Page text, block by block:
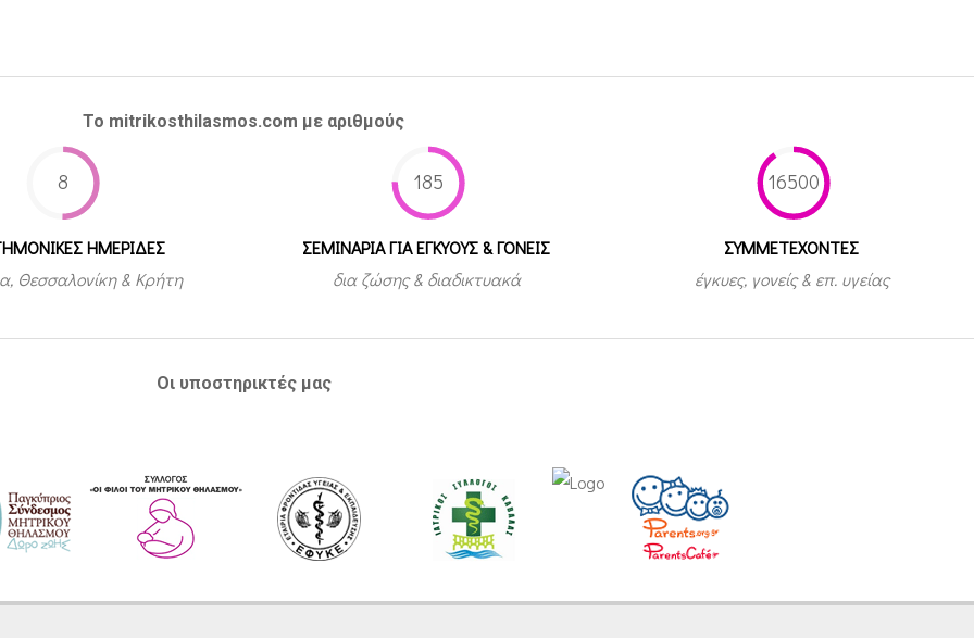
Το mitrikosthilasmos.com με αριθμούς
8
ΗΜΕΡΙΔΕΣ
Θεσσαλονίκη & Κρήτη
185
ΣΕΜΙΝΑΡΙΑ ΓΙΑ ΕΓΚΥΟΥΣ & ΓΟΝΕΙΣ
δια ζώσης & διαδικτυακά
16500
ΣΥΜΜΕΤEΧΟΝΤΕΣ
έγκυες, γονείς & επ. υγείας
Οι υποστηρικτές μας